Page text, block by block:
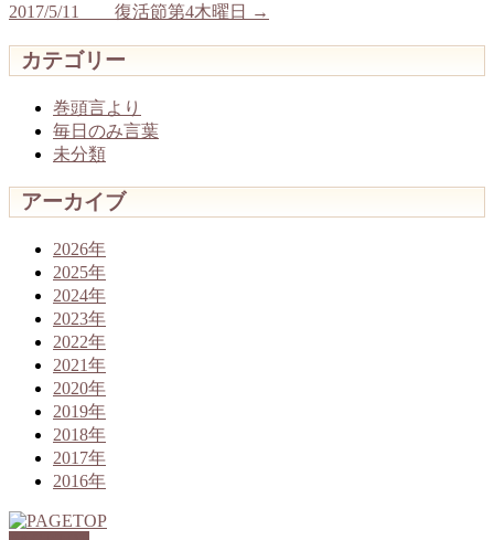
2017/5/11 復活節第4木曜日
→
カテゴリー
巻頭言より
毎日のみ言葉
未分類
アーカイブ
2026年
2025年
2024年
2023年
2022年
2021年
2020年
2019年
2018年
2017年
2016年